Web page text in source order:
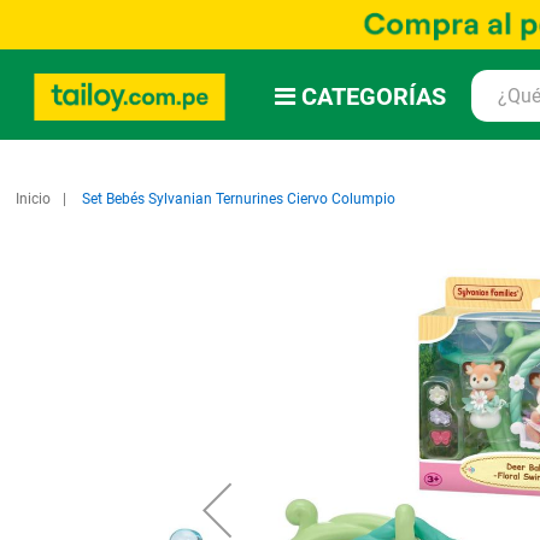
CATEGORÍAS
Inicio Set Bebés Sylvanian Ternurines Ciervo Columpio